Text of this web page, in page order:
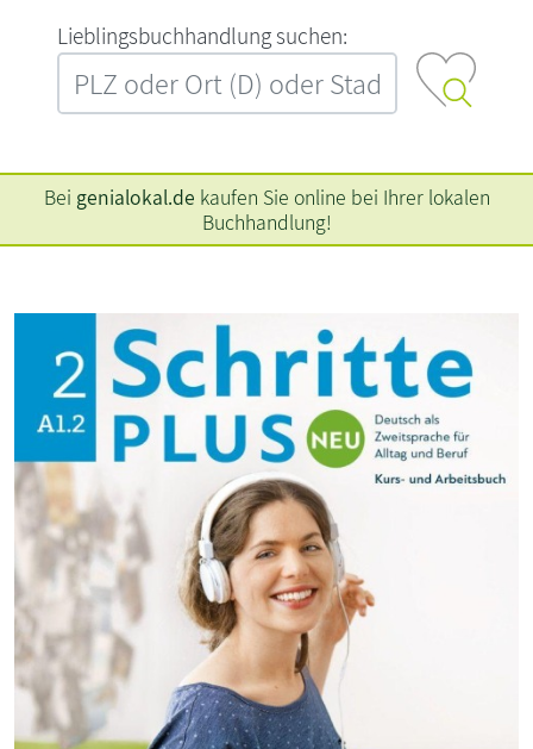
L‍i‍e‍b‍l‍i‍n‍g‍s‍b‍u‍c‍h‍h‍a‍n‍d‍l‍u‍n‍g‍ ‍s‍u‍c‍h‍e‍n‍:‍
Bei genialokal.de kaufen Sie online bei Ihrer lokalen
Buchhandlung!